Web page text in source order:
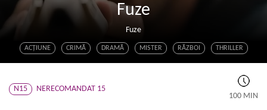
Fuze
Fuze
ACŢIUNE CRIMĂ DRAMĂ MISTER RĂZBOI THRILLER
N15
NERECOMANDAT 15
100 MIN